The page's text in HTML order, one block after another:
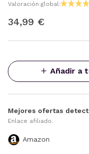
Valoración global:
34,99 €
Añadir a
Mejores ofertas
Enlace afiliado.
Amazon